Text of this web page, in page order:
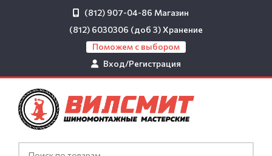
(812) 907-04-86 Магазин
(812) 6030306 (доб 3)Хранение
Поможем с выбором
Вход/Регистрация